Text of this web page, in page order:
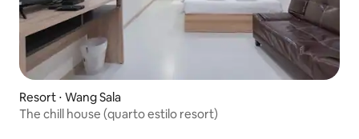
Resort ⋅ Wang Sala
The chill house (quarto estilo resort)